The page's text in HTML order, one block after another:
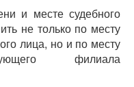
и месте судебного
не только по месту
лица, но и по месту
филиала